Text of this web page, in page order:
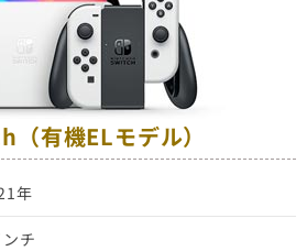
有機ELモデル）
年
チ